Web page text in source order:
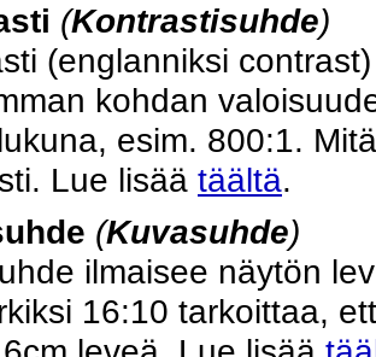
(Kontrastisuhde)
(englanniksi
kohdan
esim. 800:1.
Lue lisää täältä.
(Kuvasuhde)
ilmaisee näytön
16:10 tarkoittaa,